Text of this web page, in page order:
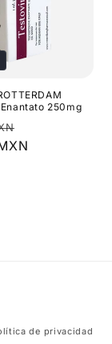
250mg
de
de privacidad